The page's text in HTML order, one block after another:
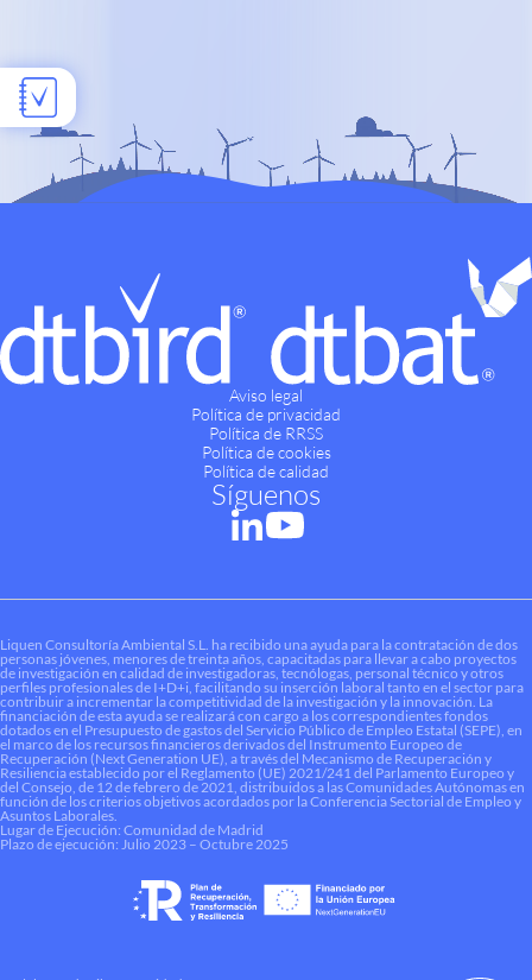
Aviso legal
Política de privacidad
Política de RRSS
Política de cookies
Política de calidad
Síguenos
Liquen Consultoría Ambiental S.L. ha recibido una ayuda para la contratación de dos
personas jóvenes, menores de treinta años, capacitadas para llevar a cabo proyectos
de investigación en calidad de investigadoras, tecnólogas, personal técnico y otros
perfiles profesionales de I+D+i, facilitando su inserción laboral tanto en el sector para
contribuir a incrementar la competitividad de la investigación y la innovación. La
financiación de esta ayuda se realizará con cargo a los correspondientes fondos
dotados en el Presupuesto de gastos del Servicio Público de Empleo Estatal (SEPE), en
el marco de los recursos financieros derivados del Instrumento Europeo de
Recuperación (Next Generation UE), a través del Mecanismo de Recuperación y
Resiliencia establecido por el Reglamento (UE) 2021/241 del Parlamento Europeo y
del Consejo, de 12 de febrero de 2021, distribuidos a las Comunidades Autónomas en
función de los criterios objetivos acordados por la Conferencia Sectorial de Empleo y
Asuntos Laborales.
Lugar de Ejecución: Comunidad de Madrid
Plazo de ejecución: Julio 2023 – Octubre 2025